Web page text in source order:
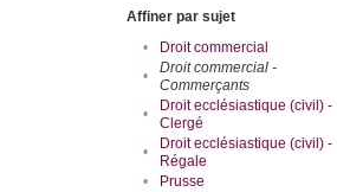
Affiner par sujet
•
Droit commercial
•
Droit commercial -
Commerçants
•
Droit ecclésiastique (civil) -
Clergé
•
Droit ecclésiastique (civil) -
Régale
• Prusse